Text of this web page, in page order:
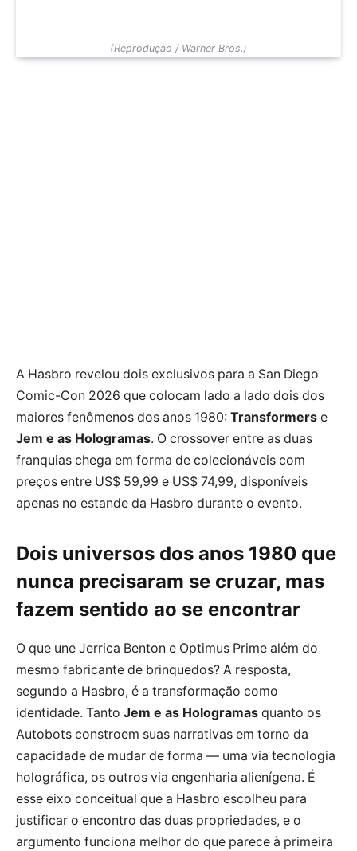
(Reprodução / Warner Bros.)
A Hasbro revelou dois exclusivos para a San Diego
Comic-Con 2026 que colocam lado a lado dois dos
maiores fenômenos dos anos 1980: Transformers e
Jem e as Hologramas. O crossover entre as duas
franquias chega em forma de colecionáveis com
preços entre US$ 59,99 e US$ 74,99, disponíveis
apenas no estande da Hasbro durante o evento.
Dois universos dos anos 1980 que
nunca precisaram se cruzar, mas
fazem sentido ao se encontrar
O que une Jerrica Benton e Optimus Prime além do
mesmo fabricante de brinquedos? A resposta,
segundo a Hasbro, é a transformação como
identidade. Tanto Jem e as Hologramas quanto os
Autobots constroem suas narrativas em torno da
capacidade de mudar de forma — uma via tecnologia
holográfica, os outros via engenharia alienígena. É
esse eixo conceitual que a Hasbro escolheu para
justificar o encontro das duas propriedades, e o
argumento funciona melhor do que parece à primeira